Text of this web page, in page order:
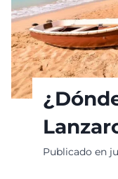
Publicado en